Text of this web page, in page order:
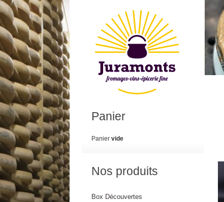
Panier
Panier vide
Nos produits
Box Découvertes